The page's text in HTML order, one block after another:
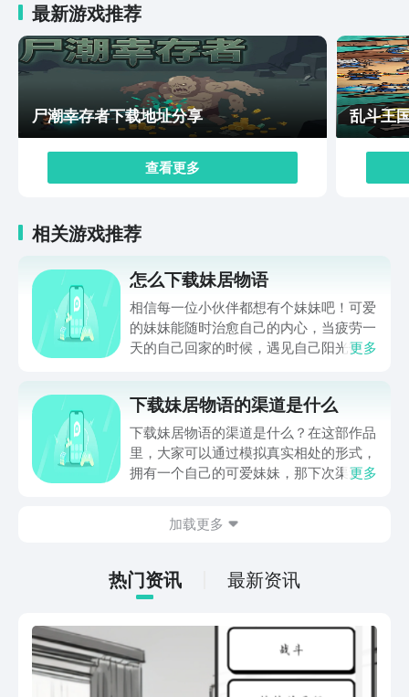
最新游戏推荐
尸潮幸存者下载地址分享
查看更多
乱斗王
相关游戏推荐
怎么下载妹居物语
相信每一位小伙伴都想有个妹妹吧！可爱
的妹妹能随时治愈自己的内心，当疲劳一
天的自己回家的时候，遇见自己阳光热情
载妹居物语呢？作为一款主打陪伴的游
戏，《妹居物语》以小巧而精悍，却别具
匠心的游戏设计，赢得了许多玩家的喜
爱，今天小编就为大家带来《妹居物语》
在哪下载吧！
更多
下载妹居物语的渠道是什么
下载妹居物语的渠道是什么？在这部作品
里，大家可以通过模拟真实相处的形式，
拥有一个自己的可爱妹妹，那下次渠道是
小编给大家提供了预约链接，感兴趣的小
时，提供预约服务的九游平台是当下手游
福利最多的应用，大家仅需花费1元就可
代金券，抵扣一些充值金额。而且会时常
举办各个游戏的活动，让大家有机会领取
实物奖励以及游戏内道具奖励。
更多
加载更多
热门资讯 最新资讯